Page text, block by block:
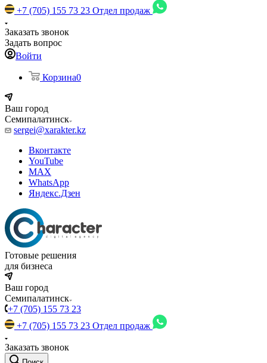
+7 (705) 155 73 23 Отдел продаж
Заказать звонок
Задать вопрос
Войти
Корзина0
Ваш город
Семипалатинск
sergei@xarakter.kz
Вконтакте
YouTube
MAX
WhatsApp
Яндекс.Дзен
Готовые решения
для бизнеса
Ваш город
Семипалатинск
+7 (705) 155 73 23
+7 (705) 155 73 23 Отдел продаж
Заказать звонок